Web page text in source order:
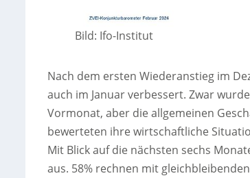
Bild: Ifo-Institut
Nach dem ersten Wiederanstieg im
auch im Januar verbessert. Zwar
Vormonat, aber die allgemeinen
bewerteten ihre wirtschaftliche
Mit Blick auf die nächsten sechs
aus. 58% rechnen mit